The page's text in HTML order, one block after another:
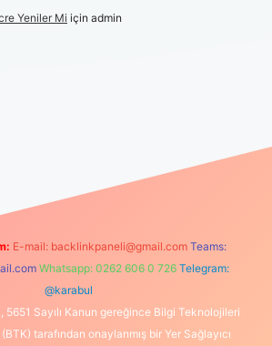
Yeniler Mi için admin
E-mail: backlinkpaneli@gmail.com Teams:
Whatsapp: 0262 606 0 726 Telegram:
@karabul
5651 Sayılı Kanun gereğince Bilgi Teknolojileri
tarafından onaylanmış bir Yer Sağlayıcı